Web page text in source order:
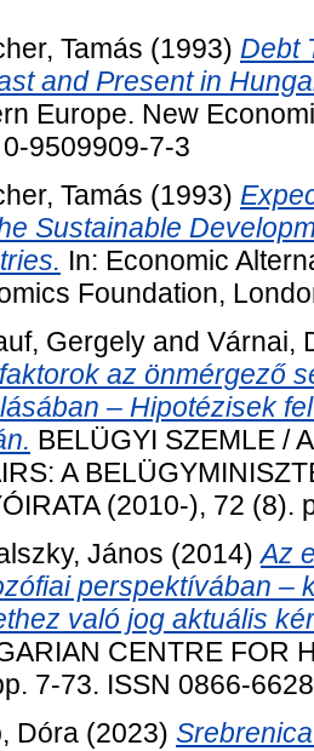
Tamás (1993) Debt
and Present in
Europe. New
0-9509909-7-3
Tamás (1993)
Sustainable
In: Economic
Foundation,
Gergely and Várnai,
az önmérgező
– Hipotézisek
BELÜGYI SZEMLE /
A
(2010-), 72
János (2014)Az
perspektívában –
való jog aktuális
CENTRE FOR
7-73. ISSN 0866-6628
Dóra (2023)